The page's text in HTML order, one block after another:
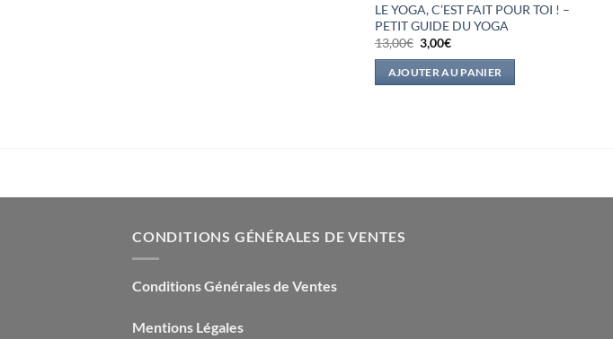
LE YOGA, C’EST FAIT POUR TOI ! –
PETIT GUIDE DU YOGA
13,00€ Le
prix
initial
était :
3,00€Le
actuel
est :
AJOUTER AU PANIER
CONDITIONS GÉNÉRALES DE VENTES
Conditions Générales de Ventes
Mentions Légales